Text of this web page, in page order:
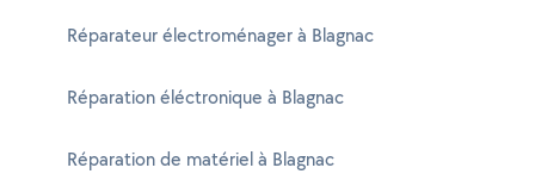
Réparateur électroménager à Blagnac
Réparation éléctronique à Blagnac
Réparation de matériel à Blagnac